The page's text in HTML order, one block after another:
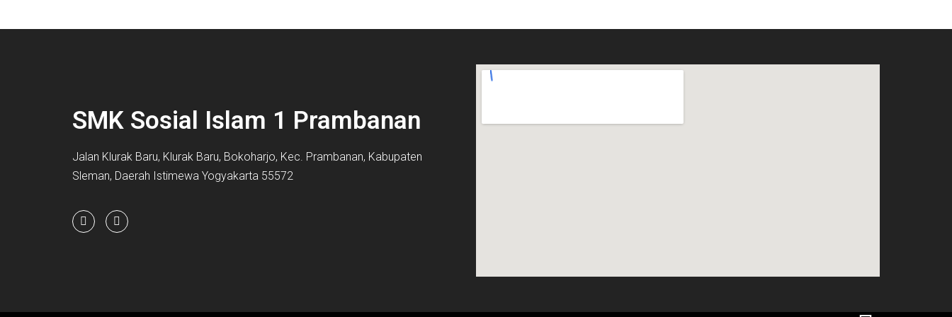
SMK Sosial Islam 1 Prambanan
Jalan Klurak Baru, Klurak Baru, Bokoharjo, Kec. Prambanan, Kabupaten
Sleman, Daerah Istimewa Yogyakarta 55572